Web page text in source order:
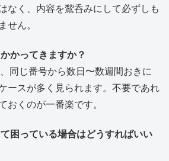
なく、内容を鵹呑みにして必ずしも
せん。
かってきますか？
同じ番号から数日〜数週間おきに
ースが多く見られます。不要であれ
おくのが一番楽です。
困っている場合はどうすればいい